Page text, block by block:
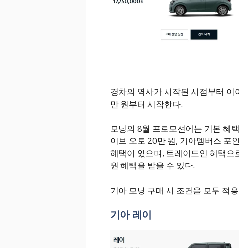
경차의 역사가 시작된 시점부터
만 원부터 시작한다.
모닝의 8월 프로모션에는 기본 혜
이브 오토 20만 원, 기아멤버스 포
혜택이 있으며, 트레이드인 혜택
원 혜택을 받을 수 있다.
기아 모닝 구매 시 조건을 모두 적
기아 레이